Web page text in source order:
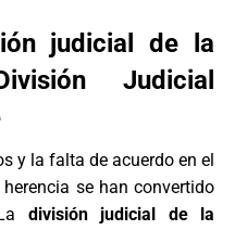
judicial de la
Judicial
y la falta de acuerdo en el
se han convertido
división judicial de la